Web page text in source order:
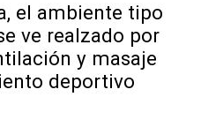
el ambiente tipo
ve realzado por
y masaje
deportivo